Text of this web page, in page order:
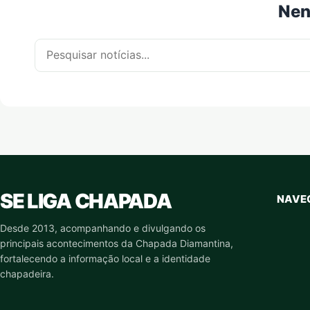
Pesquisar por:
SE LIGA CHAPADA
Desde 2013, acompanhando e divulgando os
principais acontecimentos da Chapada Diamantina,
fortalecendo a informação local e a identidade
chapadeira.